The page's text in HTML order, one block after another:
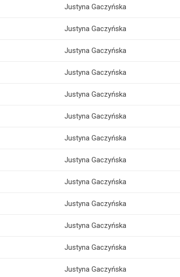
Justyna Gaczyńska
Justyna Gaczyńska
Justyna Gaczyńska
Justyna Gaczyńska
Justyna Gaczyńska
Justyna Gaczyńska
Justyna Gaczyńska
Justyna Gaczyńska
Justyna Gaczyńska
Justyna Gaczyńska
Justyna Gaczyńska
Justyna Gaczyńska
Justyna Gaczyńska